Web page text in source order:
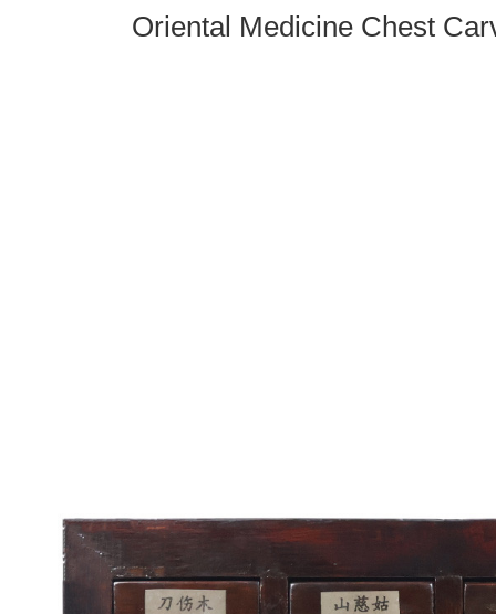
Oriental Medicine Chest